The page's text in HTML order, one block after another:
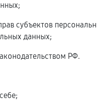
субъектов
данных;
РФ.